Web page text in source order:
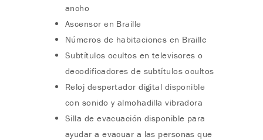
ancho
Ascensor en Braille
Números de habitaciones en Braille
Subtítulos ocultos en televisores o
decodificadores de subtítulos ocultos
Reloj despertador digital disponible
con sonido y almohadilla vibradora
Silla de evacuación disponible para
ayudar a evacuar a las personas que